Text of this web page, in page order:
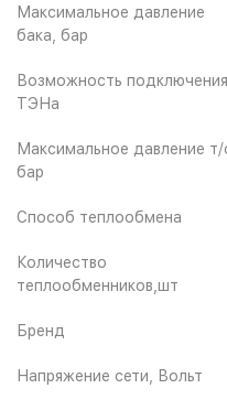
Максимальное давление
бака, бар
Возможность подключения
ТЭНа
Максимальное давление т/
бар
Способ теплообмена
Количество
теплообменников,шт
Бренд
Напряжение сети, Вольт